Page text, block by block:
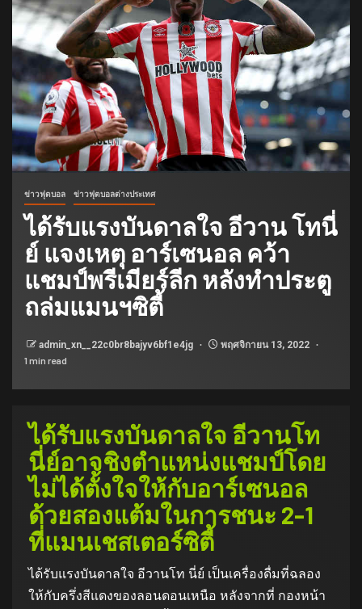
ข่าวฟุตบอล ข่าวฟุตบอลต่างประเทศ
ได้รับแรงบันดาลใจ อีวาน โทนี่
ย์ แจงเหตุ อาร์เซนอล คว้า
แชมป์พรีเมียร์ลีก หลังทำประตู
ถล่มแมนฯซิตี้
admin_xn__22c0br8bajyv6bf1e4jg
พฤศจิกายน 13, 2022
1 min read
ได้รับแรงบันดาลใจ อีวานโท
นี่ย์อาจชิงตำแหน่งแชมป์โดย
ไม่ได้ตั้งใจให้กับอาร์เซนอล
ด้วยสองแต้มในการชนะ 2-1
ที่แมนเชสเตอร์ซิตี้
ได้รับแรงบันดาลใจ อีวานโท นี่ย์ เป็นเครื่องดื่มที่ฉลอง
ให้กับครึ่งสีแดงของลอนดอนเหนือ หลังจากที่ กองหน้า